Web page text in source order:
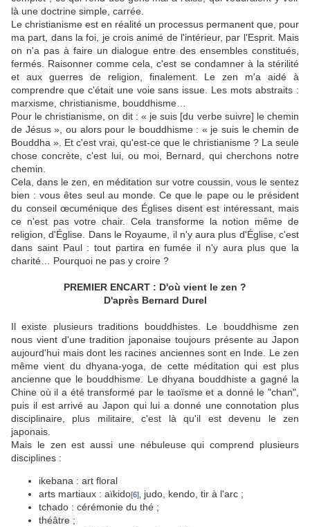
là une doctrine simple, carrée.
Le christianisme est en réalité un processus permanent que, pour
ma part, dans la foi, je crois animé de l'intérieur, par l'Esprit. Mais
on n'a pas à faire un dialogue entre des ensembles constitués,
fermés. Raisonner comme cela, c'est se condamner à la stérilité
et aux guerres de religion, finalement. Le zen m'a aidé à
comprendre que c'était une voie sans issue. Les mots abstraits :
marxisme, christianisme, bouddhisme…
Pour le christianisme, on dit : « je suis [du verbe suivre] le chemin
de Jésus », ou alors pour le bouddhisme : « je suis le chemin de
Bouddha ». Et c'est vrai, qu'est-ce que le christianisme ? La seule
chose concrète, c'est lui, ou moi, Bernard, qui cherchons notre
chemin.
Cela, dans le zen, en méditation sur votre coussin, vous le sentez
bien : vous êtes seul au monde. Ce que le pape ou le président
du conseil œcuménique des Églises disent est intéressant, mais
ce n'est pas votre chair. Cela transforme la notion même de
religion, d'Église. Dans le Royaume, il n'y aura plus d'Église, c'est
dans saint Paul : tout partira en fumée il n'y aura plus que la
charité… Pourquoi ne pas y croire ?
PREMIER ENCART : D'où vient le zen ?
D'après Bernard Durel
Il existe plusieurs traditions bouddhistes. Le bouddhisme zen
nous vient d'une tradition japonaise toujours présente au Japon
aujourd'hui mais dont les racines anciennes sont en Inde. Le zen
même vient du dhyana-yoga, de cette méditation qui est plus
ancienne que le bouddhisme. Le dhyana bouddhiste a gagné la
Chine où il a été transformé par le taoïsme et a donné le "chan",
puis il est arrivé au Japon qui lui a donné une connotation plus
disciplinaire, plus militaire, c'est là qu'il est devenu le zen
japonais.
Mais le zen est aussi une nébuleuse qui comprend plusieurs
disciplines :
ikebana : art floral
arts martiaux : aïkido[6]
judo, kendo, tir à l'arc ;
tchado : cérémonie du thé ;
théâtre ;